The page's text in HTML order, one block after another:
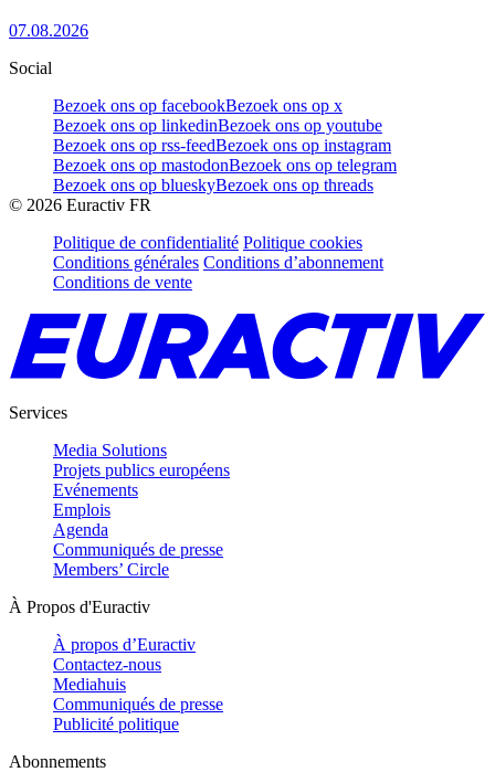
07.08.2026
Social
Bezoek ons op facebookBezoek ons op x
Bezoek ons op linkedinBezoek ons op youtube
Bezoek ons op rss-feedBezoek ons op instagram
Bezoek ons op mastodonBezoek ons op telegram
Bezoek ons op blueskyBezoek ons op threads
© 2026 Euractiv FR
Politique de confidentialité Politique cookies
Conditions générales Conditions d’abonnement
Conditions de vente
Services
Media Solutions
Projets publics européens
Evénements
Emplois
Agenda
Communiqués de presse
Members’ Circle
À Propos d'Euractiv
À propos d’Euractiv
Contactez-nous
Mediahuis
Communiqués de presse
Publicité politique
Abonnements